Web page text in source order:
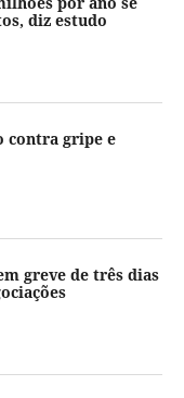
diz estudo
contra gripe e
greve de três dias